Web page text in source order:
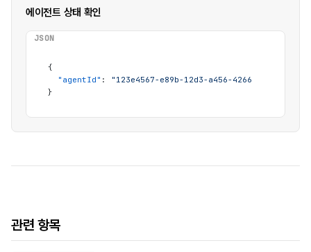
에이전트 상태 확인
{
"agentId" :
"123e4567-e89b-12d3-a456-426614174000"
}
JSON
관련 항목